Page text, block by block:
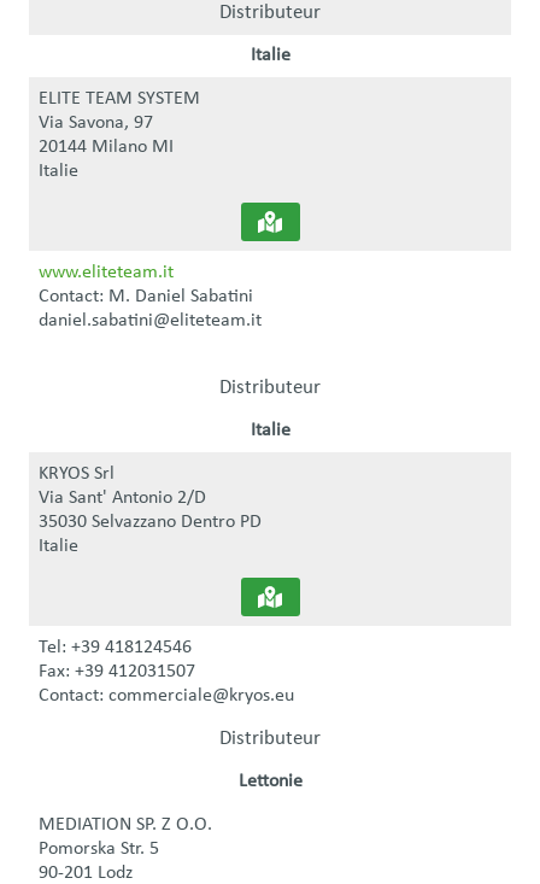
Distributeur
Italie
ELITE TEAM SYSTEM
Via Savona, 97
20144 Milano MI
Italie
www.eliteteam.it
Contact: M. Daniel Sabatini
daniel.sabatini@eliteteam.it
Distributeur
Italie
KRYOS Srl
Via Sant' Antonio 2/D
35030 Selvazzano Dentro PD
Italie
Tel: +39 418124546
Fax: +39 412031507
Contact: commerciale@kryos.eu
Distributeur
Lettonie
MEDIATION SP. Z O.O.
Pomorska Str. 5
90-201 Lodz